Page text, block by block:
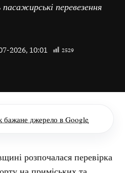
перевезення
2026, 10:01 2529
бажане джерело в Google
розпочалася перевірка